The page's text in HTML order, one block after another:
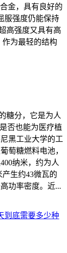
金，具有良好的
服强度仍能保持
高强度又具有高
为最轻的结构
糖分，它是为人
否也能为医疗植
黑工业大学的工
萄糖燃料电池，
纳米，约为人
生约43微瓦的
功率密度。近...
到底需要多少种